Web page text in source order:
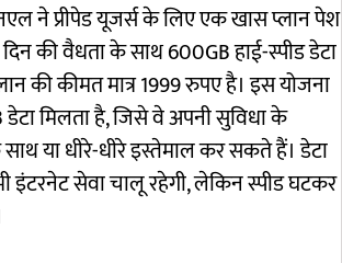
ने प्रीपेड यूजर्स के लिए एक खास प्लान पेश
की वैधता के साथ 600GB हाई-स्पीड डेटा
की कीमत मात्र 1999 रुपए है। इस योजना
मिलता है, जिसे वे अपनी सुविधा के
या धीरे-धीरे इस्तेमाल कर सकते हैं। डेटा
इंटरनेट सेवा चालू रहेगी, लेकिन स्पीड घटकर